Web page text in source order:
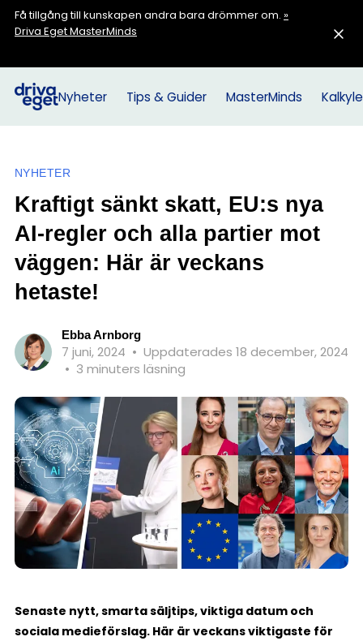
Få tillgång till kunskapen andra bara drömmer om. »
Driva Eget MasterMinds
Nyheter Tips & Guider MasterMinds
NYHETER
Kraftigt sänkt skatt, EU:s nya
AI-regler och alla partier mot
väggen: Här är veckans
hetaste!
Ebba Arnborg
7 juni, 2024 • Uppdaterades 18 december, 2024
• 3 minuters läsning
Senaste nytt, smarta säljtips, viktiga datum och
sociala medieförslag. Här är veckans viktigaste för